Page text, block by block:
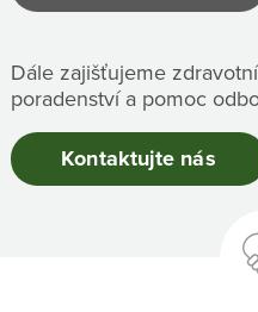
Dále zajišťujeme
poradenství a pomoc
Kontaktujte nás